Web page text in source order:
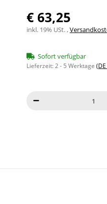
€ 63,25
inkl. 19% USt. ,
Sofort verfügbar
Lieferzeit:2 - 5 Werktage